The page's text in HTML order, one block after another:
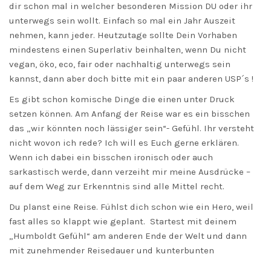
dir schon mal in welcher besonderen Mission DU oder ihr
unterwegs sein wollt. Einfach so mal ein Jahr Auszeit
nehmen, kann jeder. Heutzutage sollte Dein Vorhaben
mindestens einen Superlativ beinhalten, wenn Du nicht
vegan, öko, eco, fair oder nachhaltig unterwegs sein
kannst, dann aber doch bitte mit ein paar anderen USP´s !
Es gibt schon komische Dinge die einen unter Druck
setzen können. Am Anfang der Reise war es ein bisschen
das „wir könnten noch lässiger sein“- Gefühl. Ihr versteht
nicht wovon ich rede? Ich will es Euch gerne erklären.
Wenn ich dabei ein bisschen ironisch oder auch
sarkastisch werde, dann verzeiht mir meine Ausdrücke –
auf dem Weg zur Erkenntnis sind alle Mittel recht.
Du planst eine Reise. Fühlst dich schon wie ein Hero, weil
fast alles so klappt wie geplant. Startest mit deinem
„Humboldt Gefühl“ am anderen Ende der Welt und dann
mit zunehmender Reisedauer und kunterbunten